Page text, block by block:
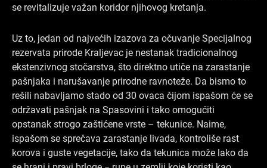
se revitalizuje važan koridor njihovog kretanja.
Uz to, jedan od najvećih izazova za očuvanje Specijalnog
rezervata prirode Kraljevac je nestanak tradicionalnog
ekstenzivnog stočarstva, što direktno utiče na zarastanje
pašnjaka i narušavanje prirodne ravnoteže. Da bismo to
rešili nabavljamo stado od 30 ovaca čijom ispašom će se
održavati pašnjak na Spasovini i tako omogućiti
opstanak strogo zaštićene vrste – tekunice. Naime,
ispašom se sprečava zarastanje livada, kontroliše rast
korova i guste vegetacije, tako da tekunica može lako da